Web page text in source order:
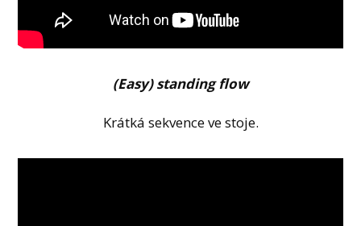
(Easy) standing flow
Krátká sekvence ve stoje.